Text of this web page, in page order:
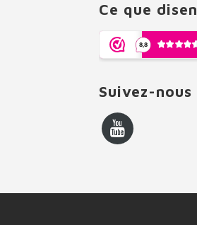
Ce que
Suivez-nous